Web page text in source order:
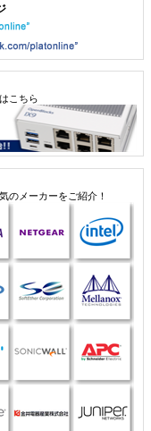
こちら
のメーカーをご紹介！